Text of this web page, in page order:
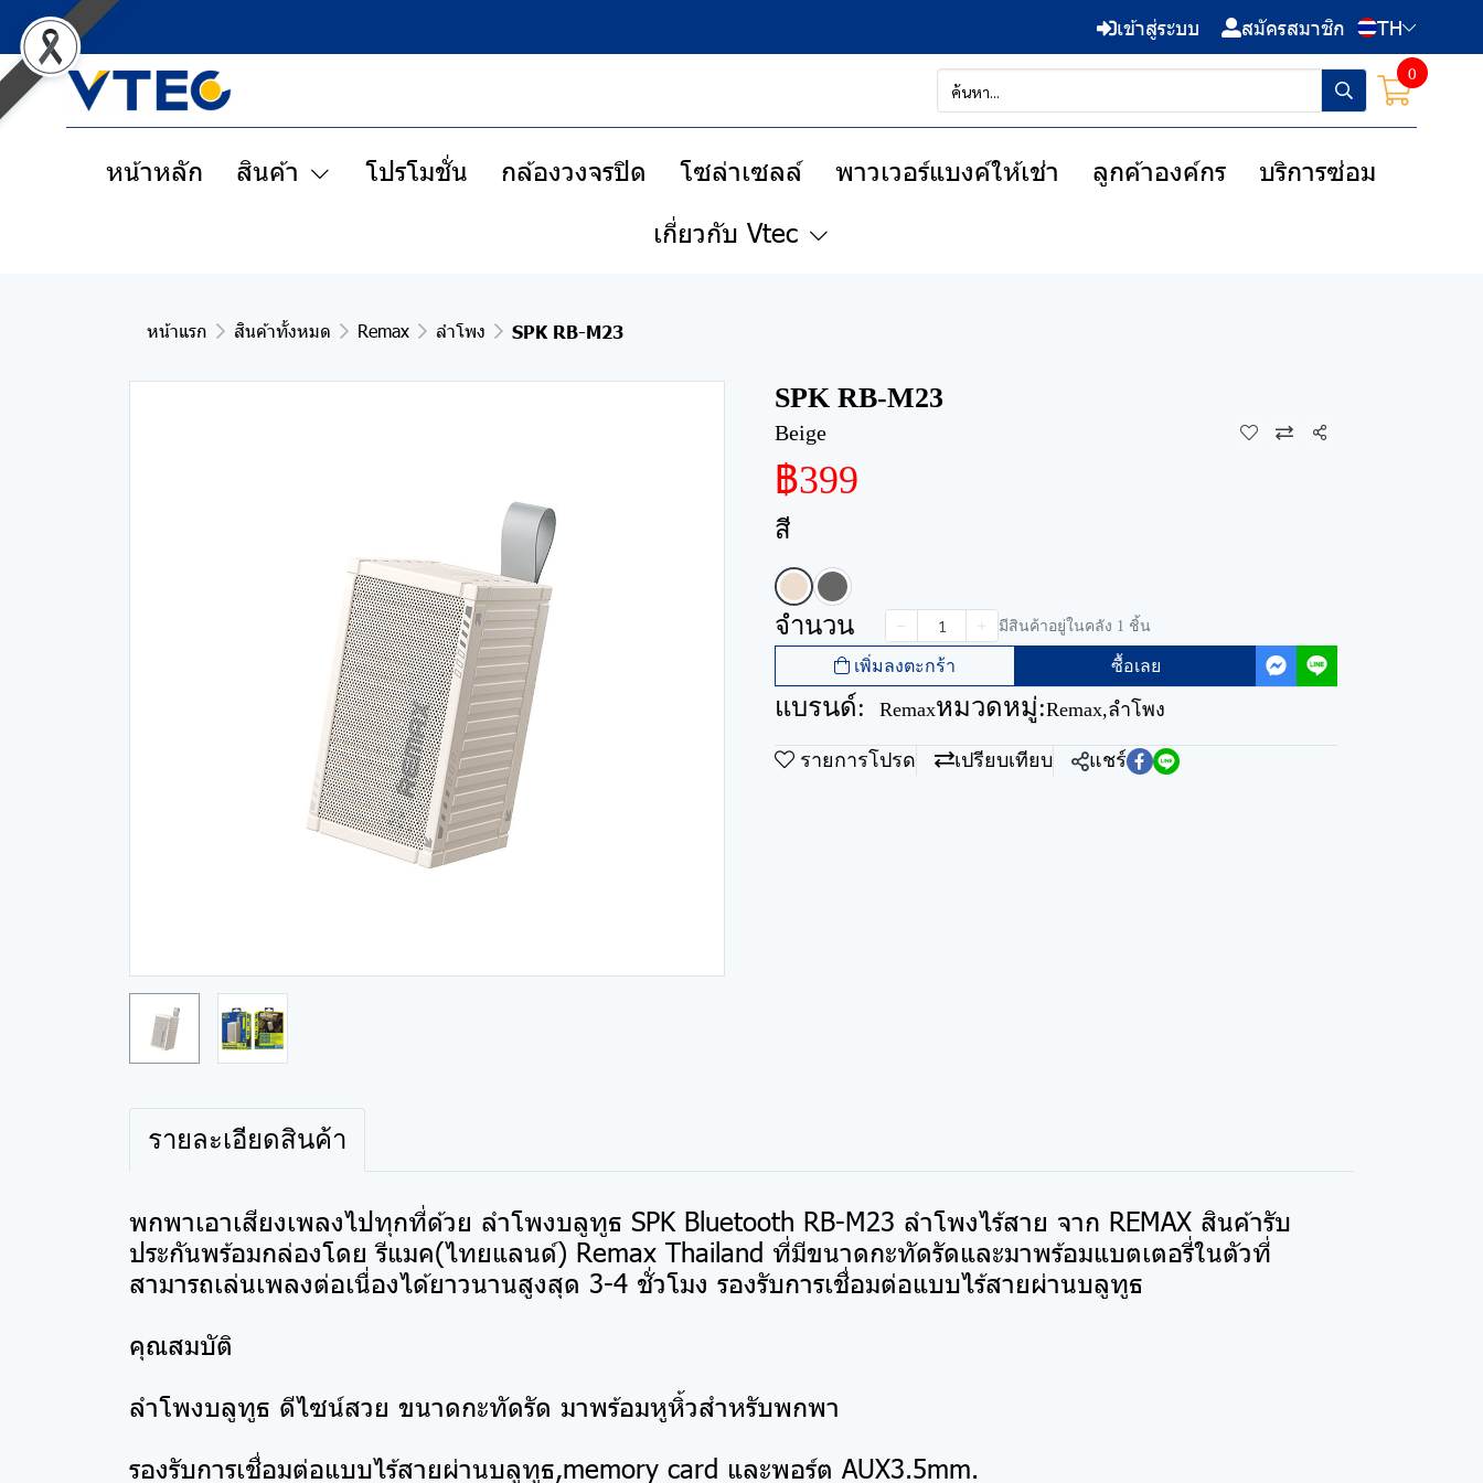
เข้าสู่ระบบ สมัครสมาชิก TH
0
หน้าหลัก สินค้า โปรโมชั่น กล้องวงจรปิด โซล่าเซลล์ พาวเวอร์แบงค์ให้เช่า ลูกค้าองค์กร
บริการซ่อม
เกี่ยวกับ Vtec
หน้าแรก สินค้าทั้งหมด Remax ลำโพง SPK RB-M23
SPK RB-M23
Beige แชร์
฿399
สี
จำนวน มีสินค้าอยู่ในคลัง 1 ชิ้น
เพิ่มลงตะกร้า ซื้อเลย
แบรนด์: Remaxหมวดหมู่:Remax,ลำโพง
รายการโปรด เปรียบเทียบ แชร์
รายละเอียดสินค้า
พกพาเอาเสียงเพลงไปทุกที่ด้วย ลำโพงบลูทูธ SPK Bluetooth RB-M23 ลำโพงไร้สาย จาก REMAX สินค้ารับ
ประกันพร้อมกล่องโดย รีแมค(ไทยแลนด์) Remax Thailand ที่มีขนาดกะทัดรัดและมาพร้อมแบตเตอรี่ในตัวที่
สามารถเล่นเพลงต่อเนื่องได้ยาวนานสูงสุด 3-4 ชั่วโมง รองรับการเชื่อมต่อแบบไร้สายผ่านบลูทูธ
คุณสมบัติ
ลําโพงบลูทูธ ดีไซน์สวย ขนาดกะทัดรัด มาพร้อมหูหิ้วสำหรับพกพา
รองรับการเชื่อมต่อแบบไร้สายผ่านบลูทูธ,memory card และพอร์ต AUX3.5mm.